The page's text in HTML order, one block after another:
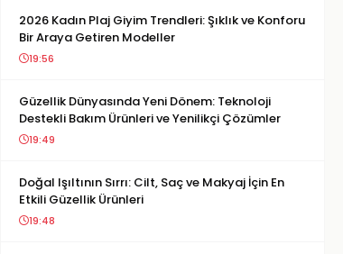
2026 Kadın Plaj Giyim Trendleri: Şıklık ve Konforu
Bir Araya Getiren Modeller
19:56
Güzellik Dünyasında Yeni Dönem: Teknoloji
Destekli Bakım Ürünleri ve Yenilikçi Çözümler
19:49
Doğal Işıltının Sırrı: Cilt, Saç ve Makyaj İçin En
Etkili Güzellik Ürünleri
19:48